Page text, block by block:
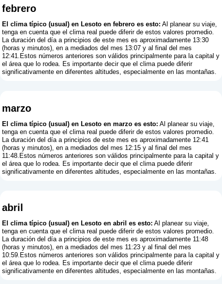
febrero
El clima típico (usual) en Lesoto en febrero es esto: Al planear su viaje,
tenga en cuenta que el clima real puede diferir de estos valores promedio.
La duración del día a principios de este mes es aproximadamente 13:30
(horas y minutos), en a mediados del mes 13:07 y al final del mes
12:41.Estos números anteriores son válidos principalmente para la capital y
el área que lo rodea. Es importante decir que el clima puede diferir
significativamente en diferentes altitudes, especialmente en las montañas.
marzo
El clima típico (usual) en Lesoto en marzo es esto: Al planear su viaje,
tenga en cuenta que el clima real puede diferir de estos valores promedio.
La duración del día a principios de este mes es aproximadamente 12:41
(horas y minutos), en a mediados del mes 12:15 y al final del mes
11:48.Estos números anteriores son válidos principalmente para la capital y
el área que lo rodea. Es importante decir que el clima puede diferir
significativamente en diferentes altitudes, especialmente en las montañas.
abril
El clima típico (usual) en Lesoto en abril es esto: Al planear su viaje,
tenga en cuenta que el clima real puede diferir de estos valores promedio.
La duración del día a principios de este mes es aproximadamente 11:48
(horas y minutos), en a mediados del mes 11:23 y al final del mes
10:59.Estos números anteriores son válidos principalmente para la capital y
el área que lo rodea. Es importante decir que el clima puede diferir
significativamente en diferentes altitudes, especialmente en las montañas.